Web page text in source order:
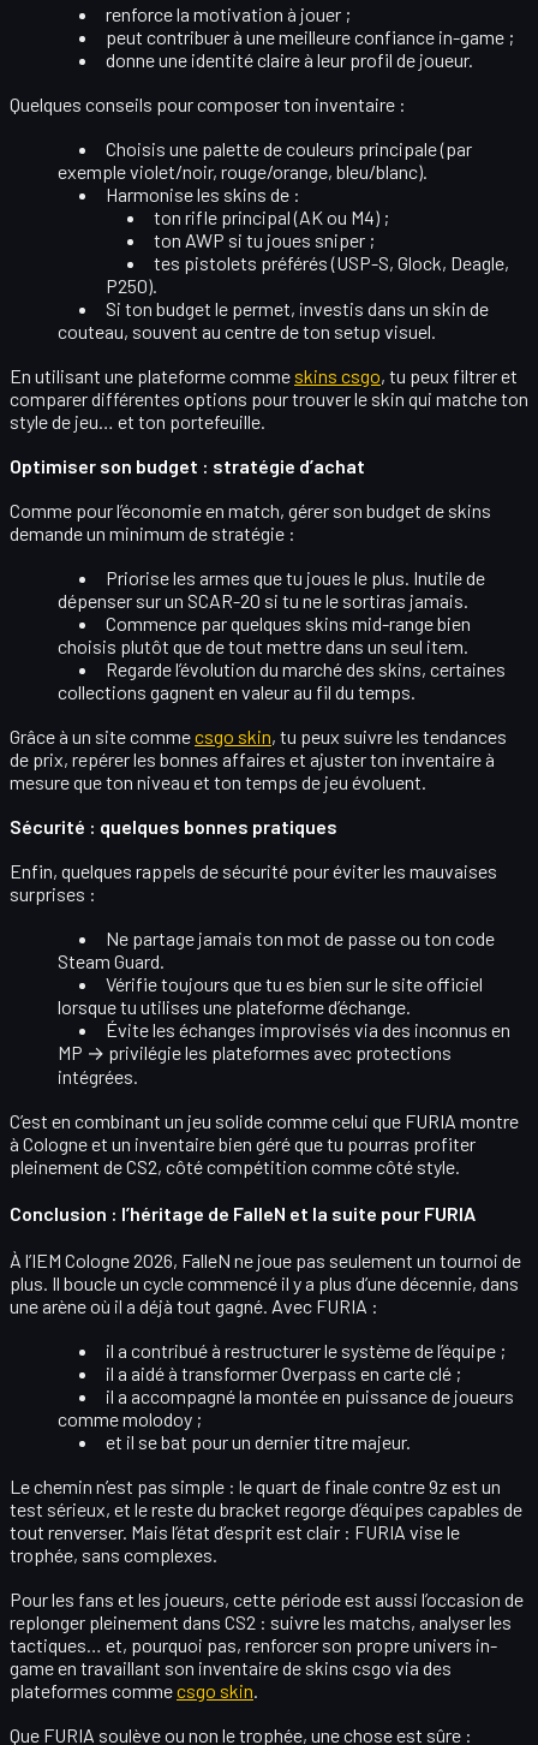
renforce la motivation à jouer ;
peut contribuer à une meilleureconfiance in-game ;
donne une identité claire à leur profil de joueur.
Quelques conseils pour composer ton inventaire :
Choisis une palette de couleurs principale (par
exemple violet/noir, rouge/orange, bleu/blanc).
Harmonise les skins de :
ton rifle principal (AK ou M4) ;
ton AWP si tu joues sniper ;
tes pistolets préférés (USP-S, Glock, Deagle,
P250).
Si ton budget le permet, investis dans un skin de
couteau, souvent au centre de ton setup visuel.
En utilisant une plateforme comme skins csgo, tu peux filtrer et
comparer différentes options pour trouver le skin qui matche ton
style de jeu… et ton portefeuille.
Optimiser son budget : stratégie d’achat
Comme pour l’économie en match, gérer son budget de skins
demande un minimum de stratégie :
Priorise les armes que tu joues le plus. Inutile de
dépenser sur un SCAR-20 si tu ne le sortiras jamais.
Commence par quelques skins mid-rangebien
choisis plutôt que de tout mettre dans un seul item.
Regarde l’évolution du marchédes skins, certaines
collections gagnent en valeur au fil du temps.
Grâce à un site commecsgo skin, tu peux suivre les tendances
de prix, repérer les bonnes affaires et ajuster ton inventaire à
mesure que ton niveau et ton temps de jeu évoluent.
Sécurité : quelques bonnes pratiques
Enfin, quelques rappels de sécurité pour éviter les mauvaises
surprises :
Ne partage jamais ton mot de passeou ton code
Steam Guard.
Vérifie toujours que tu es bien sur le site officiel
lorsque tu utilises une plateforme d’échange.
Évite les échanges improvisés via des inconnus en
MP → privilégie les plateformes avec protections
intégrées.
C’est en combinant un jeu solidecomme celui que FURIA montre
à Cologne et un inventaire bien géréque tu pourras profiter
pleinement de CS2, côté compétition comme côté style.
Conclusion : l’héritage de FalleN et la suite pour FURIA
À l’IEM Cologne 2026, FalleN ne joue pas seulement un tournoi de
plus. Il boucle un cycle commencé il y a plus d’une décennie, dans
une arène où il a déjà tout gagné. Avec FURIA :
il a contribué à restructurer le systèmede l’équipe ;
il a aidé à transformerOverpass en carte clé ;
il a accompagné la montée en puissancede joueurs
comme molodoy ;
et il se bat pour un dernier titre majeur.
Le chemin n’est pas simple : le quart de finale contre9z est un
test sérieux, et le reste du bracket regorge d’équipes capables de
tout renverser. Mais l’état d’esprit est clair : FURIA vise le
trophée, sans complexes.
Pour les fans et les joueurs, cette période est aussi l’occasion de
replonger pleinement dans CS2 : suivre les matchs, analyser les
tactiques… et, pourquoi pas, renforcer son propre univers in-
game en travaillant son inventaire de skins csgo via des
plateformes commecsgo skin.
Que FURIA soulève ou non le trophée, une chose est sûre :